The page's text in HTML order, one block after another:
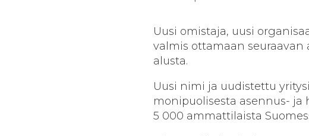
Uusi omistaja, uusi
valmis ottamaan seuraavan
alusta.
Uusi nimi ja uudistettu
monipuolisesta asennus- ja
5 000 ammattilaista